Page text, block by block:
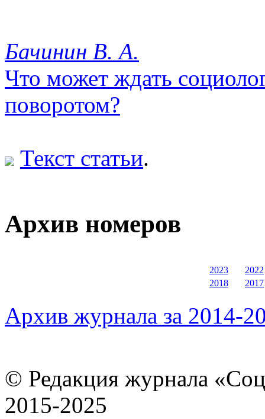
Бачинин В. А.
Что может ждать
поворотом?
Текст статьи.
Архив номеров
2023
2022
2018
2017
Архив журнала за 2014-
© Редакция журнала
2015-2025